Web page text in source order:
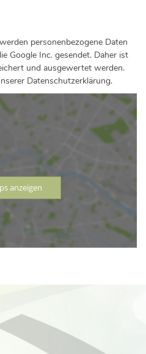
personenbezogene Daten
Google Inc. gesendet. Daher ist
und ausgewertet werden.
Datenschutzerklärung.
anzeigen